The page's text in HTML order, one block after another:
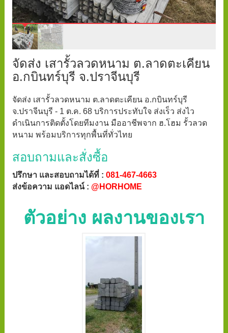
จัดส่ง เสารั้วลวดหนาม ต.ลาดตะเคียน
อ.กบินทร์บุรี จ.ปราจีนบุรี
จัดส่ง เสารั้วลวดหนาม ต.ลาดตะเคียน อ.กบินทร์บุรี
จ.ปราจีนบุรี - 1 ต.ค. 68 บริการประทับใจ ส่งเร็ว ส่งไว
ดำเนินการติดตั้งโดยทีมงาน มืออาชีพจาก ฮ.โฮม รั้วลวด
หนาม พร้อมบริการทุกพื้นที่ทั่วไทย
สอบถามและสั่งซื้อ
ปรึกษา และสอบถามได้ที่ : 081-467-4663
ส่งข้อความ แอดไลน์ : @HORHOME
ตัวอย่าง ผลงานของเรา